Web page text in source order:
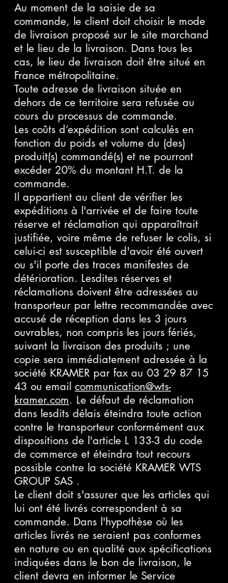
Au moment de la saisie de sa
commande, le client doit choisir le mode
de livraison proposé sur le site marchand
et le lieu de la livraison. Dans tous les
cas, le lieu de livraison doit être situé en
France métropolitaine.
Toute adresse de livraison située en
dehors de ce territoire sera refusée au
cours du processus de commande.
Les coûts d’expédition sont calculés en
fonction du poids et volume du (des)
produit(s) commandé(s) et ne pourront
excéder 20% du montant H.T. de la
commande.
Il appartient au client de vérifier les
expéditions à l'arrivée et de faire toute
réserve et réclamation qui apparaîtrait
justifiée, voire même de refuser le colis, si
celui-ci est susceptible d'avoir été ouvert
ou s'il porte des traces manifestes de
détérioration. Lesdites réserves et
réclamations doivent être adressées au
transporteur par lettre recommandée avec
accusé de réception dans les 3 jours
ouvrables, non compris les jours fériés,
suivant la livraison des produits ; une
copie sera immédiatement adressée à la
société KRAMER par fax au 03 29 87 15
43 ou email communication@wts-
kramer.com. Le défaut de réclamation
dans lesdits délais éteindra toute action
contre le transporteur conformément aux
dispositions de l'article L 133-3 du code
de commerce et éteindra tout recours
possible contre la société KRAMER WTS
GROUP SAS .
Le client doit s'assurer que les articles qui
lui ont été livrés correspondent à sa
commande. Dans l'hypothèse où les
articles livrés ne seraient pas conformes
en nature ou en qualité aux spécifications
indiquées dans le bon de livraison, le
client devra en informer le Service